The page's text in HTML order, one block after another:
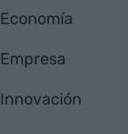
Economía
Empresa
Innovación